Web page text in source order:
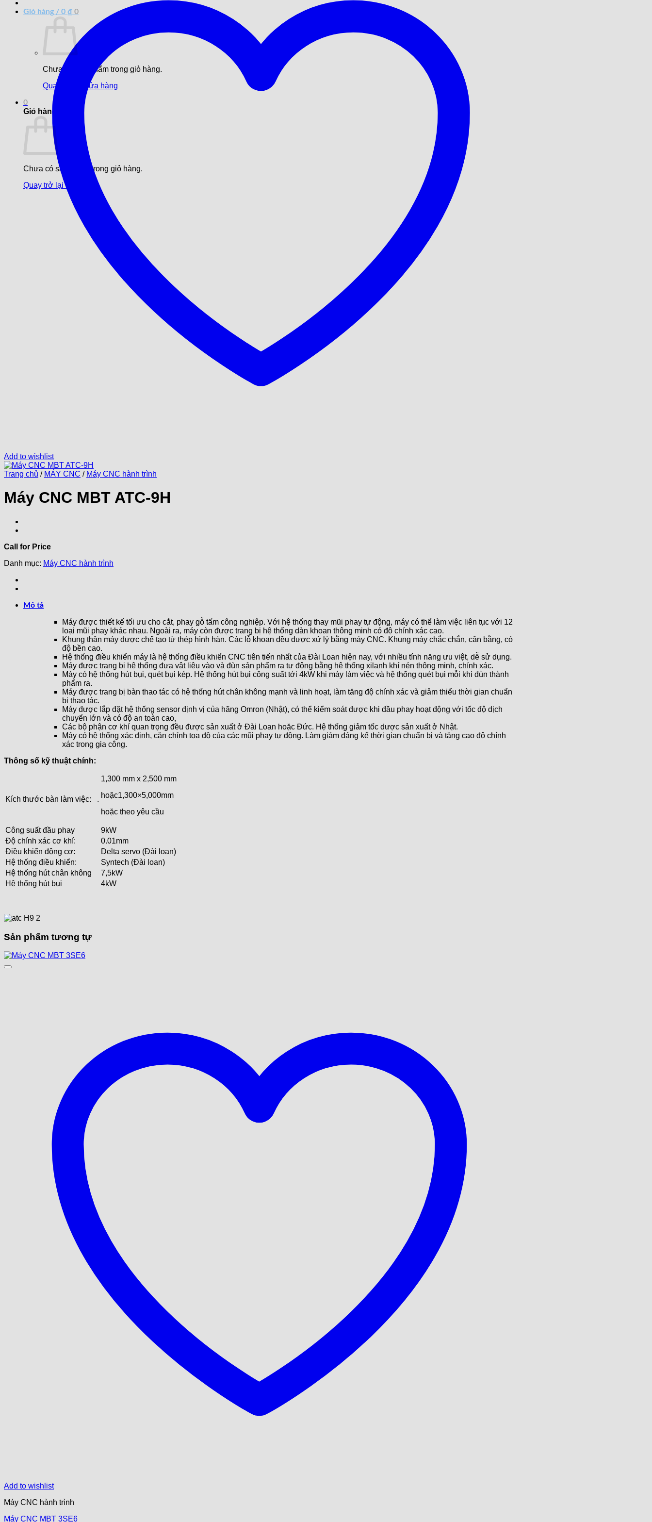
Giỏ hàng / 0 ₫ 0
Chưa có sản phẩm trong giỏ hàng.
Quay trở lại cửa hàng
0
Giỏ hàng
Chưa có sản phẩm trong giỏ hàng.
Quay trở lại cửa hàng
Add to wishlist
Trang chủ / MÁY CNC / Máy CNC hành trình
Máy CNC MBT ATC-9H
Call for Price
Danh mục: Máy CNC hành trình
Mô tả
Máy được thiết kế tối ưu cho cắt, phay gỗ tấm công nghiệp. Với hệ thống thay mũi phay tự động, máy có thể làm việc liên tục với 12
loại mũi phay khác nhau. Ngoài ra, máy còn được trang bị hệ thống dàn khoan thông minh có độ chính xác cao.
Khung thân máy được chế tạo từ thép hình hàn. Các lỗ khoan đều được xử lý bằng máy CNC. Khung máy chắc chắn, cân bằng, có
độ bền cao.
Hệ thống điều khiển máy là hệ thống điều khiển CNC tiên tiến nhất của Đài Loan hiện nay, với nhiều tính năng ưu việt, dễ sử dụng.
Máy được trang bị hệ thống đưa vật liệu vào và đùn sản phẩm ra tự động bằng hệ thống xilanh khí nén thông minh, chính xác.
Máy có hệ thống hút bụi, quét bụi kép. Hệ thống hút bụi công suất tới 4kW khi máy làm việc và hệ thống quét bụi mỗi khi đùn thành
phẩm ra.
Máy được trang bị bàn thao tác có hệ thống hút chân không mạnh và linh hoạt, làm tăng độ chính xác và giảm thiểu thời gian chuẩn
bị thao tác.
Máy được lắp đặt hệ thống sensor định vị của hãng Omron (Nhật), có thể kiểm soát được khi đầu phay hoạt động với tốc độ dịch
chuyển lớn và có độ an toàn cao,
Các bộ phận cơ khí quan trọng đều được sản xuất ở Đài Loan hoặc Đức. Hệ thống giảm tốc dược sản xuất ở Nhật.
Máy có hệ thống xác định, căn chỉnh tọa độ của các mũi phay tự động. Làm giảm đáng kể thời gian chuẩn bị và tăng cao độ chính
xác trong gia công.
Thông số kỹ thuật chính:
Kích thước bàn làm việc: .
1,300 mm x 2,500 mm
hoặc1,300×5,000mm
hoặc theo yêu cầu
Công suất đầu phay
9kW
Độ chính xác cơ khí:
0.01mm
Điều khiển động cơ:
Delta servo (Đài loan)
Hệ thống điều khiển:
Syntech (Đài loan)
Hệ thống hút chân không
7,5kW
Hệ thống hút bụi
4kW
Sản phẩm tương tự
Add to wishlist
Máy CNC hành trình
Máy CNC MBT 3SE6